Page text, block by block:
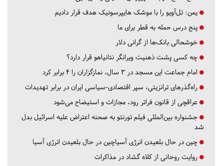
یمن: تل‌آویو را با موشک هایپرسونیک هدف قرار دادیم
پنج درس‌ حمله به قطر برای ما
خوشحالی بانک‌ها از گرانی دلار
چه کسی پشت ذهنیت ویرانگر نتانیاهو قرار دارد؟
امام جماعت این مسجد در ۳ سال، نمازگزاران را ۴ برابر کرد
راه‌گذرهای ترانزیتی، سپر اقتصادی-سیاسی ایران در برابر تهدیدات
عراقچی از قانون فراتر رود، مجازات و استیضاح می‌شود
جشنواره بین‌المللی فیلم تورنتو به صحنه اعتراض علیه اسرائیل بدل
شد
چین در حال بلعیدن انرژی آسیاچین در حال بلعیدن انرژی آسیا
روایت روحانی از کلاه گشاد در مذاکرات